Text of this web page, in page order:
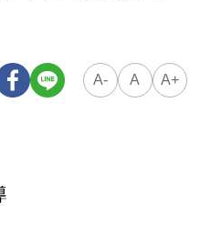
A- A A+